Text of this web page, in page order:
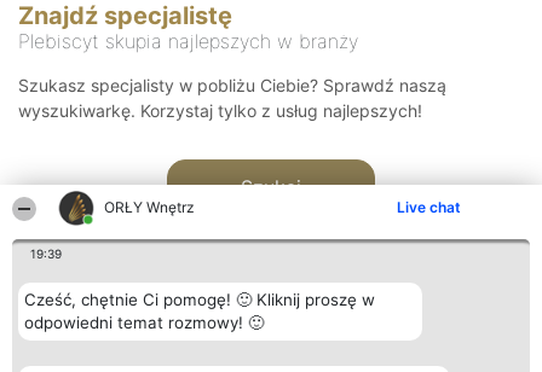
ORŁY Wnętrz Live chat
19:39
Cześć, chętnie Ci pomogę! 🙂 Kliknij proszę w
odpowiedni temat rozmowy! 🙂
Znajdź specjalistę
Plebiscyt skupia najlepszych w branży
Szukasz specjalisty w pobliżu Ciebie? Sprawdź naszą
wyszukiwarkę. Korzystaj tylko z usług najlepszych!
Szukaj
Organizator plebiscytu Plebiscyt Kontakt